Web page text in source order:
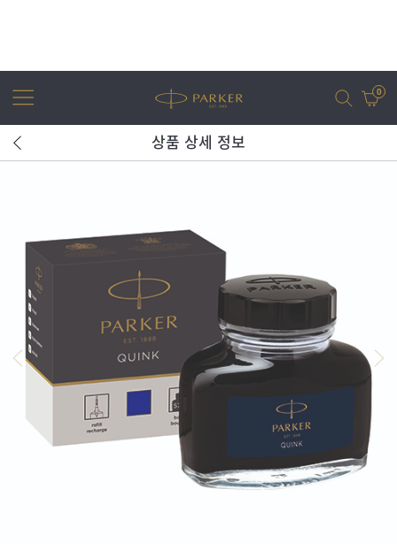
0
상품 상세 정보